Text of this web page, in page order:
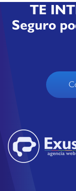
TE
Seguro